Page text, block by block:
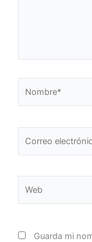
electrónico*
Guarda mi